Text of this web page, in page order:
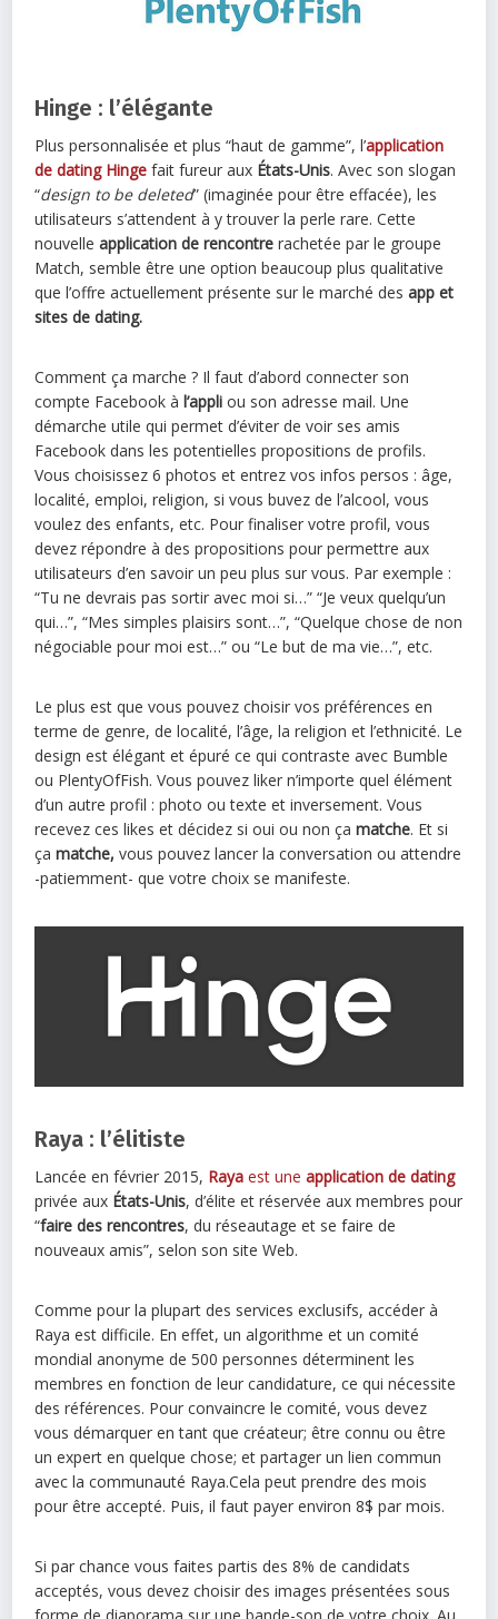
Hinge : l’élégante
Plus personnalisée et plus “haut de gamme”, l’application
de dating Hinge fait fureur aux États-Unis. Avec son slogan
“design to be deleted” (imaginée pour être effacée), les
utilisateurs s’attendent à y trouver la perle rare. Cette
nouvelle application de rencontre rachetée par le groupe
Match, semble être une option beaucoup plus qualitative
que l’offre actuellement présente sur le marché des app et
sites de dating.
Comment ça marche ? Il faut d’abord connecter son
compte Facebook àl’appli ou son adresse mail. Une
démarche utile qui permet d’éviter de voir ses amis
Facebook dans les potentielles propositions de profils.
Vous choisissez 6 photos et entrez vos infos persos : âge,
localité, emploi, religion, si vous buvez de l’alcool, vous
voulez des enfants, etc. Pour finaliser votre profil, vous
devez répondre à des propositions pour permettre aux
utilisateurs d’en savoir un peu plus sur vous. Par exemple :
“Tu ne devrais pas sortir avec moi si…” “Je veux quelqu’un
qui…”, “Mes simples plaisirs sont…”, “Quelque chose de non
négociable pour moi est…” ou “Le but de ma vie…”, etc.
Le plus est que vous pouvez choisir vos préférences en
terme de genre, de localité, l’âge, la religion et l’ethnicité. Le
design est élégant et épuré ce qui contraste avec Bumble
ou PlentyOfFish. Vous pouvez liker n’importe quel élément
d’un autre profil : photo ou texte et inversement. Vous
recevez ces likes et décidez si oui ou non ça matche. Et si
çamatche, vous pouvez lancer la conversation ou attendre
-patiemment- que votre choix se manifeste.
Raya : l’élitiste
Lancée en février 2015, Raya est uneapplication de dating
privée aux États-Unis, d’élite et réservée aux membres pour
“faire des rencontres, du réseautage et se faire de
nouveaux amis”, selon son site Web.
Comme pour la plupart des services exclusifs, accéder à
Raya est difficile. En effet, un algorithme et un comité
mondial anonyme de 500 personnes déterminent les
membres en fonction de leur candidature, ce qui nécessite
des références. Pour convaincre le comité, vous devez
vous démarquer en tant que créateur; être connu ou être
un expert en quelque chose; et partager un lien commun
avec la communauté Raya.Cela peut prendre des mois
pour être accepté. Puis, il faut payer environ 8$ par mois.
Si par chance vous faites partis des 8% de candidats
acceptés, vous devez choisir des images présentées sous